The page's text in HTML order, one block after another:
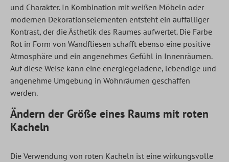
und Charakter. In Kombination mit weißen Möbeln oder
modernen Dekorationselementen entsteht ein auffälliger
Kontrast, der die Ästhetik des Raumes aufwertet. Die Farbe
Rot in Form von Wandfliesen schafft ebenso eine positive
Atmosphäre und ein angenehmes Gefühl in Innenräumen.
Auf diese Weise kann eine energiegeladene, lebendige und
angenehme Umgebung in Wohnräumen geschaffen
werden.
Ändern der Größe eines Raums mit roten
Kacheln
Die Verwendung von roten Kacheln ist eine wirkungsvolle